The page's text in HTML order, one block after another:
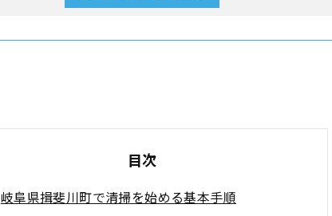
目次
岐阜県揖斐川町で清掃を始める基本手順